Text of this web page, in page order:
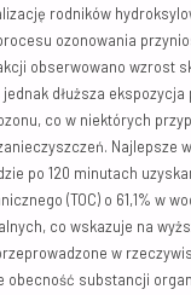
rodników
ozonowania
obserwowano wzrost
dłuższa ekspozycja
co w niektórych
Najlepsze
po 120 minutach
(TOC) o 61,1% w
co wskazuje na
w
obecność substancji